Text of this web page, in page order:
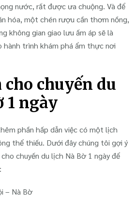
nước, rất được ưa chuộng. Và để
hóa, một chén rượu cần thơm nồng,
không gian giao lưu ấm áp sẽ là
hành trình khám phá ẩm thực nơi
chuyến du
1 ngày
phần hấp dẫn việc có một lịch
thể thiếu. Dưới đây chúng tôi gợi ý
chuyến du lịch Nà Bờ 1 ngày để
– Nà Bờ